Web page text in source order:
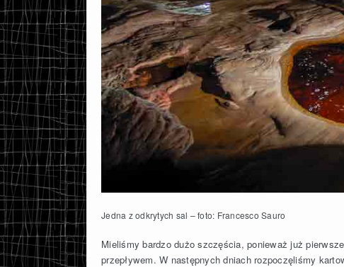
Jedna z odkrytych sal – foto: Francesco Sauro
Mieliśmy bardzo dużo szczęścia, ponieważ już
przepływem. W następnych dniach rozpoczęliśmy